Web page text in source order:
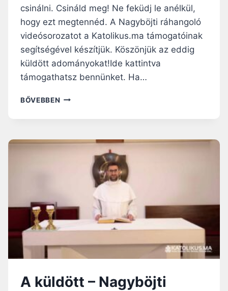
csinálni. Csináld meg! Ne feküdj le anélkül,
hogy ezt megtennéd. A Nagyböjti ráhangoló
videósorozatot a Katolikus.ma támogatóinak
segítségével készítjük. Köszönjük az eddig
küldött adományokat!Ide kattintva
támogathatsz bennünket. Ha…
BŐVEBBEN A
JÓZSEF
NAGYBÖJTI
RÁHANGOLÓ
A küldött – Nagyböjti